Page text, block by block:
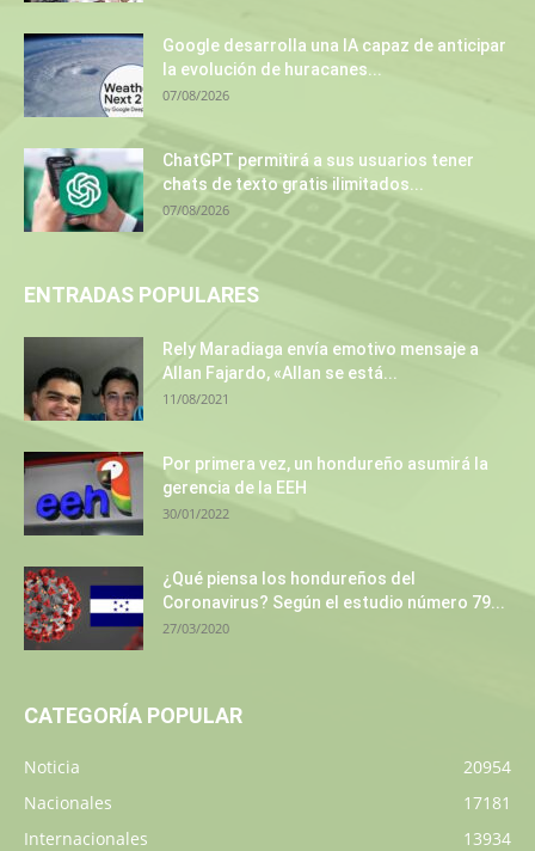
Google desarrolla una IA capaz de anticipar
la evolución de huracanes...
07/08/2026
ChatGPT permitirá a sus usuarios tener
chats de texto gratis ilimitados...
07/08/2026
ENTRADAS POPULARES
Rely Maradiaga envía emotivo mensaje a
Allan Fajardo, «Allan se está...
11/08/2021
Por primera vez, un hondureño asumirá la
gerencia de la EEH
30/01/2022
¿Qué piensa los hondureños del
Coronavirus? Según el estudio número 79...
27/03/2020
CATEGORÍA POPULAR
Noticia
20954
Nacionales
17181
Internacionales
13934